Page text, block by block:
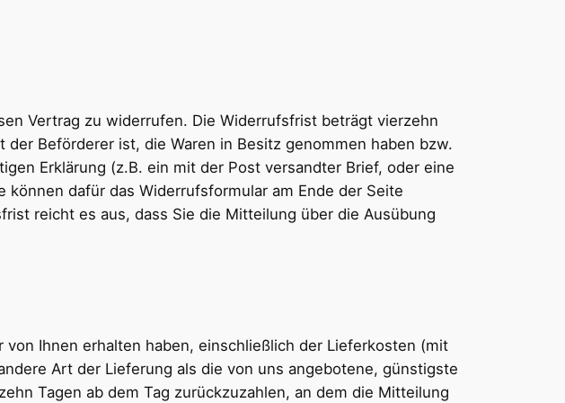
Vertrag zu widerrufen. Die Widerrufsfrist beträgt vierzehn
Beförderer ist, die Waren in Besitz genommen haben bzw.
Erklärung (z.B. ein mit der Post versandter Brief, oder eine
dafür das Widerrufsformular am Ende der Seite
reicht es aus, dass Sie die Mitteilung über die Ausübung
Ihnen erhalten haben, einschließlich der Lieferkosten (mit
Art der Lieferung als die von uns angebotene, günstigste
Tagen ab dem Tag zurückzuzahlen, an dem die Mitteilung